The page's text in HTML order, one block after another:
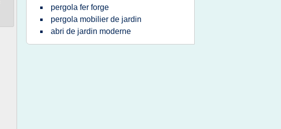
pergola fer forge
pergola mobilier de jardin
abri de jardin moderne